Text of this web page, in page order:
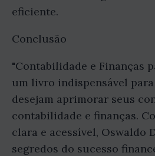
eficiente.
Conclusão
"Contabilidade e Finanças
um livro indispensável
desejam aprimorar seus
contabilidade e finanças.
clara e acessível, Oswaldo
segredos do sucesso